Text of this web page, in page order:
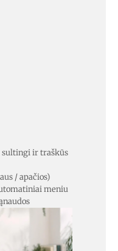
sultingi ir traškūs
/ apačios)
meniu